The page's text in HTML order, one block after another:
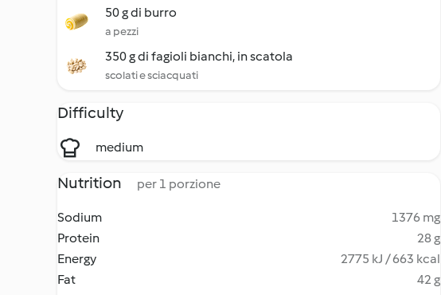
50 g di burro
a pezzi
350 g di fagioli bianchi, in scatola
scolati e sciacquati
Difficulty
medium
Nutrition per 1 porzione
Sodium
1376 mg
Protein
28 g
Energy
2775 kJ / 663 kcal
Fat
42 g